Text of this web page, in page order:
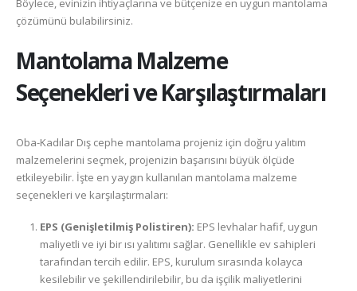
Böylece, evinizin ihtiyaçlarına ve bütçenize en uygun mantolama
çözümünü bulabilirsiniz.
Mantolama Malzeme
Seçenekleri ve Karşılaştırmaları
Oba-Kadılar Dış cephe mantolama projeniz için doğru yalıtım
malzemelerini seçmek, projenizin başarısını büyük ölçüde
etkileyebilir. İşte en yaygın kullanılan mantolama malzeme
seçenekleri ve karşılaştırmaları:
EPS (Genişletilmiş Polistiren): EPS levhalar hafif, uygun
maliyetli ve iyi bir ısı yalıtımı sağlar. Genellikle ev sahipleri
tarafından tercih edilir. EPS, kurulum sırasında kolayca
kesilebilir ve şekillendirilebilir, bu da işçilik maliyetlerini